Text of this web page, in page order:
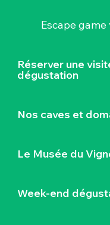
Escape
Réserver une
dégustation
Nos caves et
Le Musée du
Week-end
privilégié pour
automatiquement
vous accédez en
l’année, pour
le souhaitez.
BULLETIN